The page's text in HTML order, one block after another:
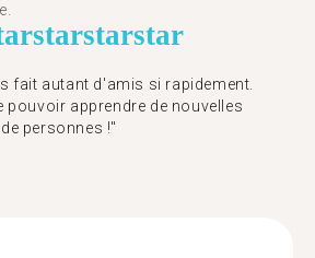
starstarstar
fait autant d'amis si rapidement.
pouvoir apprendre de nouvelles
personnes !"